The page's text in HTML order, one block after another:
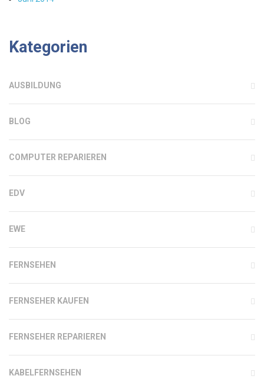
Kategorien
AUSBILDUNG
BLOG
COMPUTER REPARIEREN
EDV
EWE
FERNSEHEN
FERNSEHER KAUFEN
FERNSEHER REPARIEREN
KABELFERNSEHEN